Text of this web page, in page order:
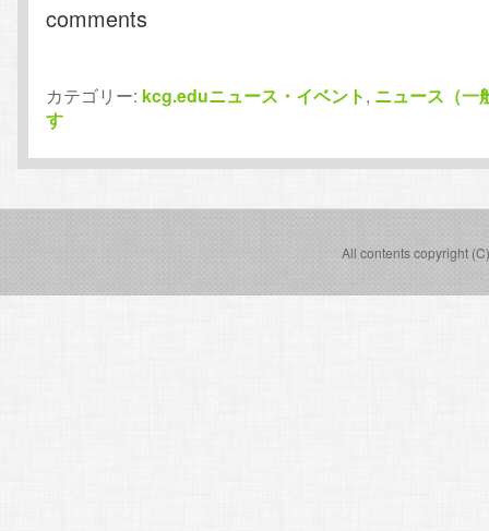
comments
カテゴリー: kcg.eduニュース・イベント, ニュース（一
す
All contents copyright